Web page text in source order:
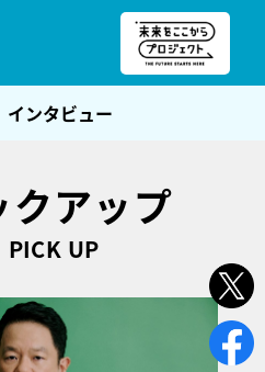
インタビュー
クアップ
PICK UP